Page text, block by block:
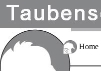
Home